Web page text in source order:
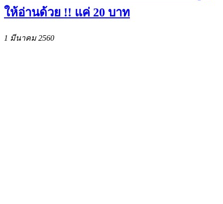
ให้อ่านด้วย !! แค่ 20 บาท
1 มีนาคม 2560